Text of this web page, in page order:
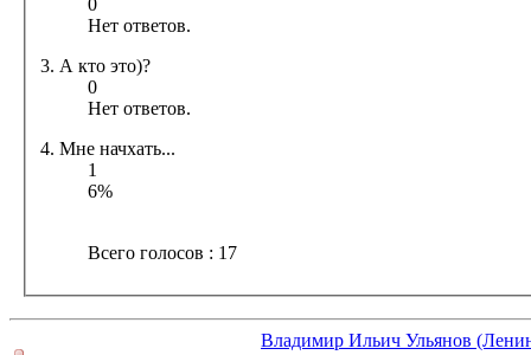
Нет ответов.
3. А кто это)?
0
Нет ответов.
4. Мне начхать...
1
6%
Всего голосов : 17
Владимир Ильич Ульянов